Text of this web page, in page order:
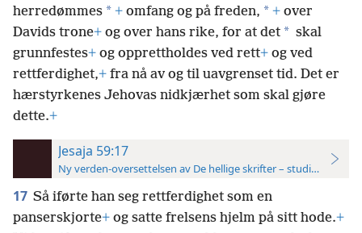
herredømmes * + omfang og på freden, * + over
Davids trone+ og over hans rike, for at det * skal
grunnfestes+ og opprettholdes ved rett+ og ved
rettferdighet,+ fra nå av og til uavgrenset tid. Det er
hærstyrkenes Jehovas nidkjærhet som skal gjøre
dette.+
Jesaja 59:17
Ny verden-oversettelsen av De hellige skrifter – studieutgave
17 Så iførte han seg rettferdighet som en
panserskjorte+ og satte frelsens hjelm på sitt hode.+